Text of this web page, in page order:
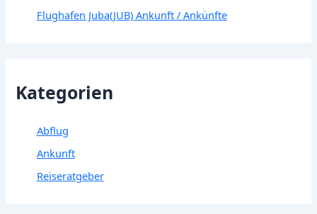
Flughafen Juba(JUB) Ankunft / Ankünfte
Kategorien
Abflug
Ankunft
Reiseratgeber